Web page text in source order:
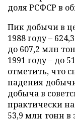
доля РСФСР в
Пик добычи в
1988 году –
до 607,2 млн
1991 году – до
отметить, что
падения
добыча в
практически
53,9 млн тонн в